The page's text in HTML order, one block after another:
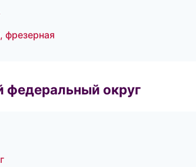
фрезерная
федеральный округ